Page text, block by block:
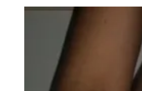
Jardim Paraíso
Jardim São Pedro
Jardim Tupanci Nova
Parque Imperial Parque Santa
Recanto Phrynéa
Tamboré Vila
Vila Engenho Novo Vila Márcia
Vila Porto
Para Sua Empresa